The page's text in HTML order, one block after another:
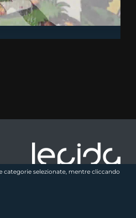
categorie selezionate, mentre cliccando